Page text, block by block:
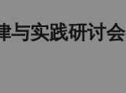
与实践研讨